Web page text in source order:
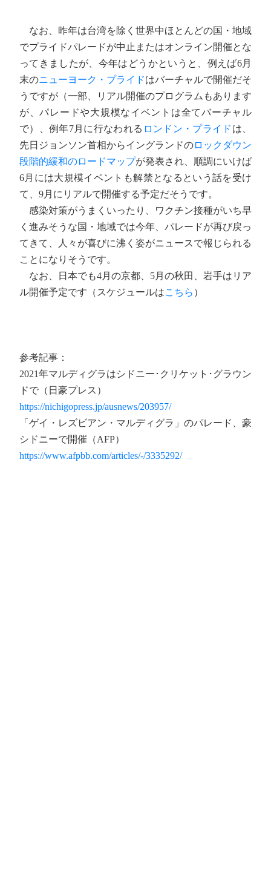
なお、昨年は台湾を除く世界中ほとんどの国・地域
でプライドパレードが中止またはオンライン開催とな
ってきましたが、今年はどうかというと、例えば6月
末のニューヨーク・プライドはバーチャルで開催だそ
うですが（一部、リアル開催のプログラムもあります
が、パレードや大規模なイベントは全てバーチャル
で）、例年7月に行なわれる ロンドン・プライド は、
先日ジョンソン首相からイングランドのロックダウン
段階的緩和のロードマップが発表され、順調にいけば
6月には大規模イベントも解禁となるという話を受け
て、9月にリアルで開催する予定だそうです。
感染対策がうまくいったり、ワクチン接種がいち早
く進みそうな国・地域では今年、パレードが再び戻っ
てきて、人々が喜びに沸く姿がニュースで報じられる
ことになりそうです。
なお、日本でも4月の京都、5月の秋田、岩手はリア
ル開催予定です（スケジュールはこちら ）
参考記事：
2021年マルディグラはシドニー･クリケット･グラウン
ドで（日豪プレス）
https://nichigopress.jp/ausnews/203957/
「ゲイ・レズビアン・マルディグラ」のパレード、豪
シドニーで開催（AFP）
https://www.afpbb.com/articles/-/3335292/